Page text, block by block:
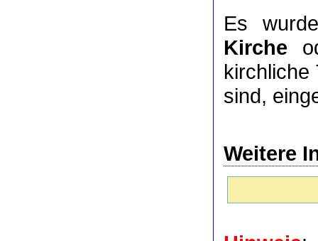
Es
Kirche
kirchliche
sind,
Weitere